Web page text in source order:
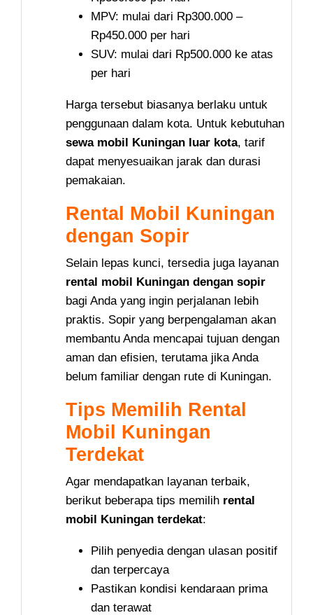
MPV: mulai dari Rp300.000 –
Rp450.000 per hari
SUV: mulai dari Rp500.000 ke atas
per hari
Harga tersebut biasanya berlaku untuk
penggunaan dalam kota. Untuk kebutuhan
sewa mobil Kuningan luar kota, tarif
dapat menyesuaikan jarak dan durasi
pemakaian.
Rental Mobil Kuningan
dengan Sopir
Selain lepas kunci, tersedia juga layanan
rental mobil Kuningan dengan sopir
bagi Anda yang ingin perjalanan lebih
praktis. Sopir yang berpengalaman akan
membantu Anda mencapai tujuan dengan
aman dan efisien, terutama jika Anda
belum familiar dengan rute di Kuningan.
Tips Memilih Rental
Mobil Kuningan
Terdekat
Agar mendapatkan layanan terbaik,
berikut beberapa tips memilih rental
mobil Kuningan terdekat:
Pilih penyedia dengan ulasan positif
dan terpercaya
Pastikan kondisi kendaraan prima
dan terawat